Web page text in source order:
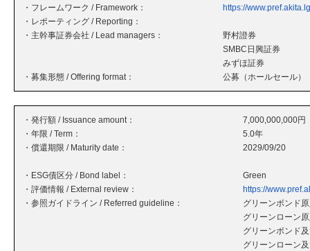
・フレームワーク / Framework：
https://
・レポーティング / Reporting：
・主幹事証券会社 / Lead managers：
野村證券
SMBC日興証券
みずほ証券
・募集形態 / Offering format：
公募（ホールセール）
・発行額 / Issuance amount：
7,000,000,000円
・年限 / Term：
5.0年
・償還期限 / Maturity date：
2029/09/20
・ESG債区分 / Bond label：
Green
・評価情報 / External review：
https://
・参照ガイドライン / Referred guideline：
グリーンボンド
グリーンローン
グリーンボンド
グリーンローン